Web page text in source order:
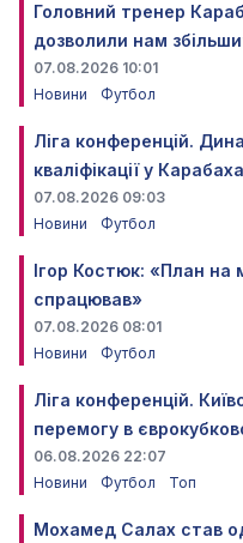
Головний тренер
дозволили нам
07.08.2026 10:01
Новини
Футбол
Ліга конференцій.
кваліфікації у
07.08.2026 09:03
Новини
Футбол
Ігор Костюк: «План на
спрацював»
07.08.2026 08:01
Новини
Футбол
Ліга конференцій.
перемогу в
06.08.2026 22:07
Новини
Футбол Топ
Мохамед Салах став